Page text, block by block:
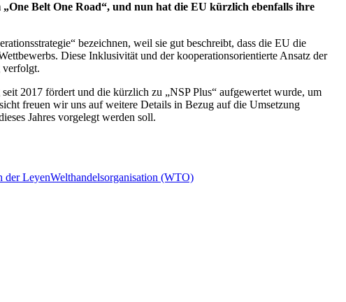
Belt One Road“, und nun hat die EU kürzlich ebenfalls ihre
bezeichnen, weil sie gut beschreibt, dass die EU die
Diese Inklusivität und der kooperationsorientierte Ansatz der
verfolgt.
2017 fördert und die kürzlich zu „NSP Plus“ aufgewertet wurde, um
freuen wir uns auf weitere Details in Bezug auf die Umsetzung
Jahres vorgelegt werden soll.
der LeyenWelthandelsorganisation (WTO)